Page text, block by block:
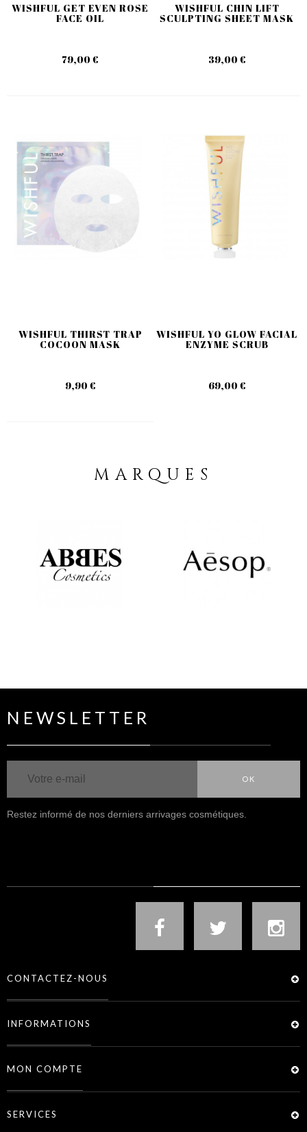
WISHFUL GET EVEN ROSE
FACE OIL
79,00 €
WISHFUL CHIN LIFT
SCULPTING SHEET MASK
39,00 €
WISHFUL THIRST TRAP
COCOON MASK
9,90 €
WISHFUL YO GLOW FACIAL
ENZYME SCRUB
69,00 €
MARQUES
NEWSLETTER
OK
Restez informé de nos derniers arrivages cosmétiques.
CONTACTEZ-NOUS
INFORMATIONS
MON COMPTE
SERVICES